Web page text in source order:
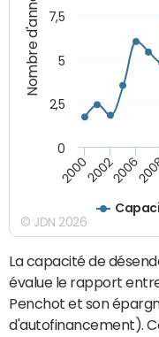
Nombre d'années
200020022006
0
2,5
5
7,5
© JDN 2026
La capacité de
évalue le rapport
Penchot et son
d'autofinancement).